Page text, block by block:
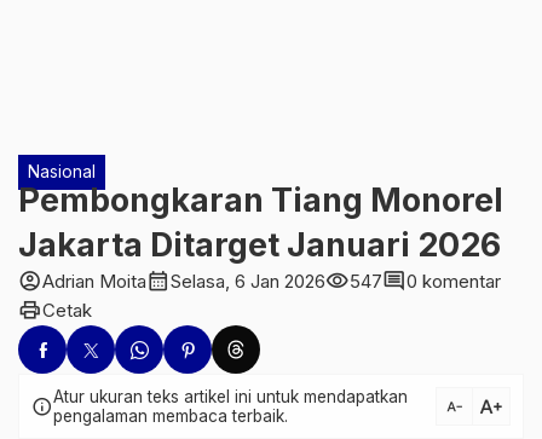
Nasional
Pembongkaran Tiang Monorel
Jakarta Ditarget Januari 2026
account_circleAdrian Moitacalendar_monthSelasa, 6 Jan 2026visibility547comment0 komentar
printCetak
infoAtur ukuran teks artikel ini untuk mendapatkan
pengalaman membaca terbaik.
text_decrease text_increase